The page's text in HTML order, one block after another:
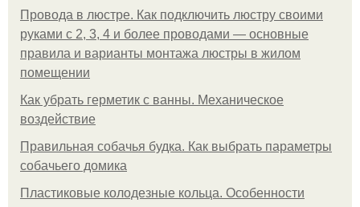
Провода в люстре. Как подключить люстру своими
руками с 2, 3, 4 и более проводами — основные
правила и варианты монтажа люстры в жилом
помещении
Как убрать герметик с ванны. Механическое
воздействие
Правильная собачья будка. Как выбрать параметры
собачьего домика
Пластиковые колодезные кольца. Особенности